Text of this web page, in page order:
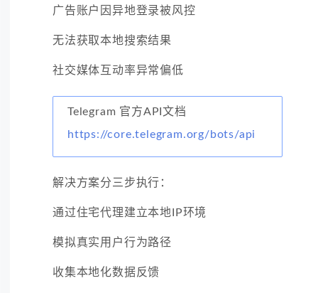
广告账户因异地登录被风控
无法获取本地搜索结果
社交媒体互动率异常偏低
Telegram 官方API文档
https://core.telegram.org/bots/api
解决方案分三步执行：
通过住宅代理建立本地IP环境
模拟真实用户行为路径
收集本地化数据反馈